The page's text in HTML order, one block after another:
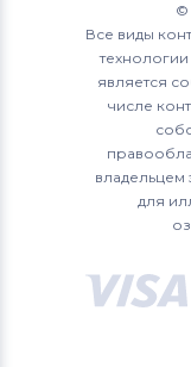
©
Все виды
является
числе
владельцем
для